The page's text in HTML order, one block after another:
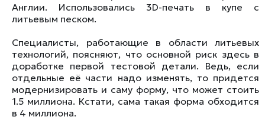
Англии. Использовались 3D-печать в купе с
литьевым песком.
Специалисты, работающие в области литьевых
технологий, поясняют, что основной риск здесь в
доработке первой тестовой детали. Ведь, если
отдельные её части надо изменять, то придется
модернизировать и саму форму, что может стоить
1.5 миллиона. Кстати, сама такая форма обходится
в 4 миллиона.